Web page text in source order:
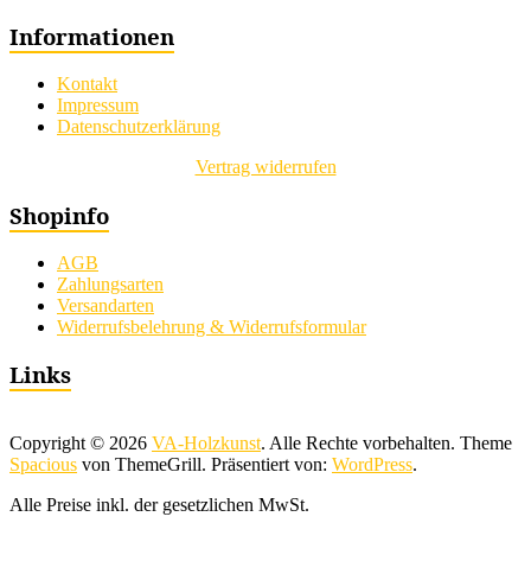
Informationen
Kontakt
Impressum
Datenschutzerklärung
Vertrag widerrufen
Shopinfo
AGB
Zahlungsarten
Versandarten
Widerrufsbelehrung & Widerrufsformular
Links
Copyright © 2026 VA-Holzkunst. Alle Rechte vorbehalten. Theme
Spacious von ThemeGrill. Präsentiert von: WordPress.
Alle Preise inkl. der gesetzlichen MwSt.